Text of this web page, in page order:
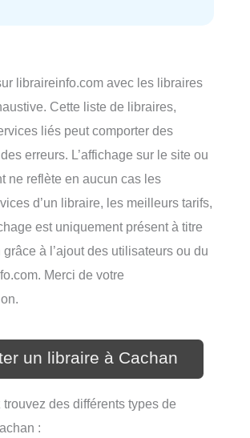
libraireinfo.com avec les libraires
Cette liste de libraires,
liés peut comporter des
erreurs. L’affichage sur le site ou
ne reflète en aucun cas les
d’un libraire, les meilleurs tarifs,
est uniquement présent à titre
grâce à l’ajout des utilisateurs ou du
Merci de votre
un libraire à Cachan
des différents types de
: